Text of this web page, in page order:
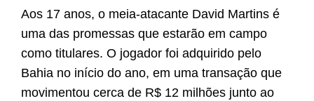
Aos 17 anos, o meia-atacante David Martins é
uma das promessas que estarão em campo
como titulares. O jogador foi adquirido pelo
Bahia no início do ano, em uma transação que
movimentou cerca de R$ 12 milhões junto ao